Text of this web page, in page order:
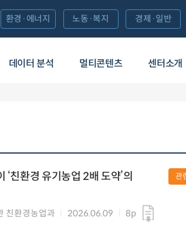
데이터 분석 멀티콘텐츠 센터소개
환경·에너지 노동·복지 경제·일반
친환경 유기농업 2배 도약’의
친환경농업과 2026.06.09 8p
관